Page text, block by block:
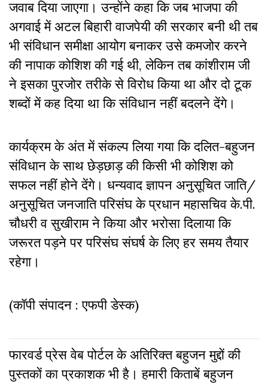
जवाब दिया जाएगा। उन्होंने कहा कि जब भाजपा की
अगवाई में अटल बिहारी वाजपेयी की सरकार बनी थी तब
भी संविधान समीक्षा आयोग बनाकर उसे कमजोर करने
की नापाक कोशिश की गई थी, लेकिन तब कांशीराम जी
ने इसका पुरजोर तरीके से विरोध किया था और दो टूक
शब्दों में कह दिया था कि संविधान नहीं बदलने देंगे।
कार्यक्रम के अंत में संकल्प लिया गया कि दलित-बहुजन
संविधान के साथ छेड़छाड़ की किसी भी कोशिश को
सफल नहीं होने देंगे। धन्यवाद ज्ञापन अनुसूचित जाति/
अनुसूचित जनजाति परिसंघ के प्रधान महासचिव के.पी.
चौधरी व सुखीराम ने किया और भरोसा दिलाया कि
जरूरत पड़ने पर परिसंघ संघर्ष के लिए हर समय तैयार
रहेगा।
(कॉपी संपादन : एफपी डेस्क)
फारवर्ड प्रेस वेब पोर्टल के अतिरिक्‍त बहुजन मुद्दों की
पुस्‍तकों का प्रकाशक भी है। हमारी किताबें बहुजन